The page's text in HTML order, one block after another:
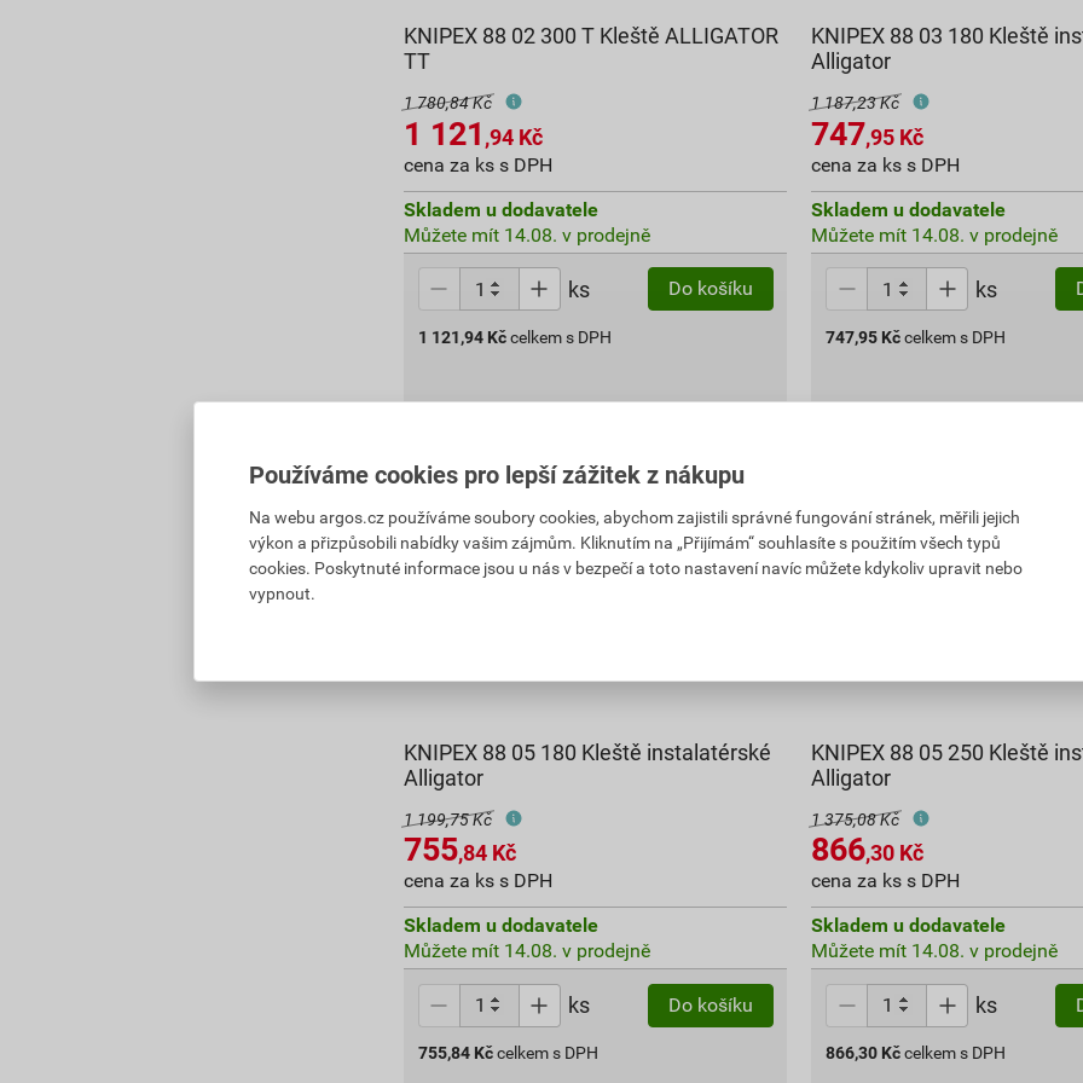
KNIPEX 88 02 300 T Kleště ALLIGATOR
TT
1 780,84 Kč
1 121 ,94 Kč
cena za ks s DPH
Skladem u dodavatele
Můžete mít 14.08. v prodejně
ks Do košíku
1 121,94 Kč celkem s DPH
KNIPEX 88 03 180 Kleště
Alligator
1 187,23 Kč
747,95 Kč
cena za ks s DPH
Skladem u dodavatele
Můžete mít 14.08. v prodejně
ks
747,95 Kčcelkem s DPH
KNIPEX 88 05 180 Kleště instalatérské
Alligator
1 199,75 Kč
755,84 Kč
cena za ks s DPH
Skladem u dodavatele
Můžete mít 14.08. v prodejně
ks Do košíku
755,84 Kč celkem s DPH
KNIPEX 88 05 250 Kleště
Alligator
1 375,08 Kč
866,30 Kč
cena za ks s DPH
Skladem u dodavatele
Můžete mít 14.08. v prodejně
ks
866,30 Kčcelkem s DPH
Používáme cookies pro lepší zážitek z nákupu
Na webu argos.cz používáme soubory cookies, abychom zajistili správné fungování stránek, měřili jejich
výkon a přizpůsobili nabídky vašim zájmům. Kliknutím na „Přijímám“ souhlasíte s použitím všech typů
cookies. Poskytnuté informace jsou u nás v bezpečí a toto nastavení navíc můžete kdykoliv upravit nebo
vypnout.